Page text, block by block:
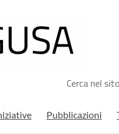
Cerca nel
Pubblicazioni